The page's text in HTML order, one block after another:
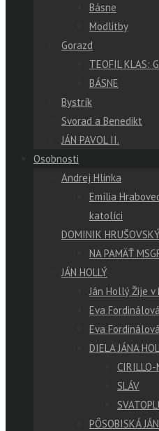
Básne
Modlitby
Gorazd
TEOFIL KLAS:
BÁSNE
Bystrík
Svorad a Benedikt
JÁN PAVOL II.
Osobnosti
Andrej Hlinka
Emília
katolíci
DOMINIK
NA PAMÄŤ
JÁN HOLLÝ
Ján Hollý Žije v
Eva
Eva
DIELA JÁNA
SLÁV
PÔSOBISKÁ